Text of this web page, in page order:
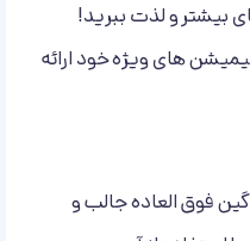
بیشتر و لذت ببرید!
های ویژه خود ارائه
فوق العاده جالب و